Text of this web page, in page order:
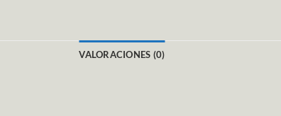
VALORACIONES (0)